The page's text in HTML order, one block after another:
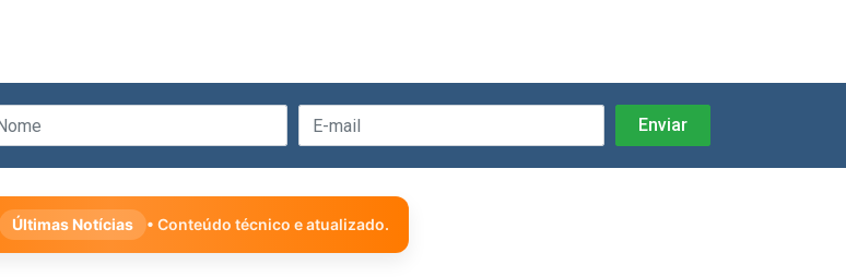
Últimas Notícias • Conteúdo técnico e atualizado.